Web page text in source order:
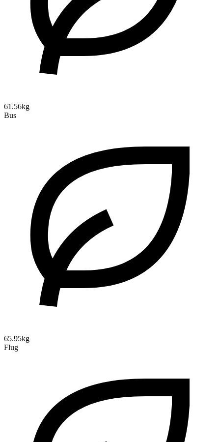
61.56kg
Bus
65.95kg
Flug